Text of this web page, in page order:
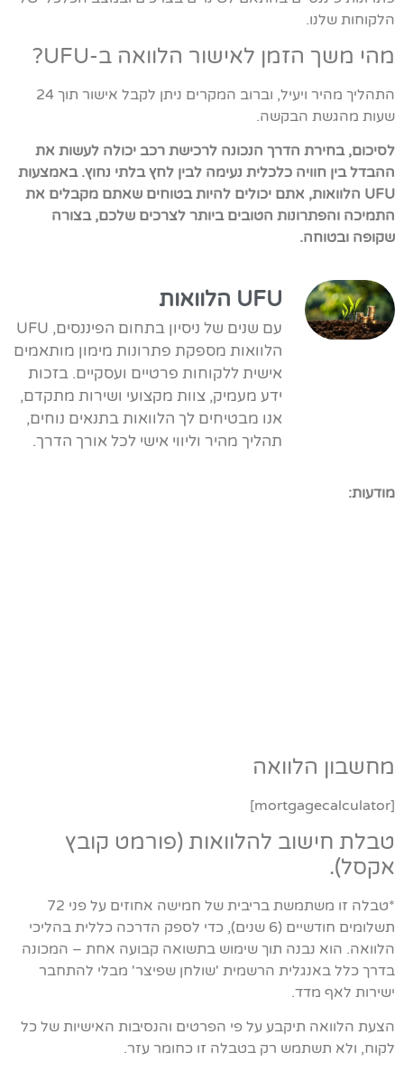
הלקוחות שלנו.
מהי משך הזמן לאישור הלוואה ב-UFU?
התהליך מהיר ויעיל, וברוב המקרים ניתן לקבל אישור תוך 24
שעות מהגשת הבקשה.
לסיכום, בחירת הדרך הנכונה לרכישת רכב יכולה לעשות את
ההבדל בין חוויה כלכלית נעימה לבין לחץ בלתי נחוץ. באמצעות
UFU הלוואות, אתם יכולים להיות בטוחים שאתם מקבלים את
התמיכה והפתרונות הטובים ביותר לצרכים שלכם, בצורה
שקופה ובטוחה.
UFU הלוואות
עם שנים של ניסיון בתחום הפיננסים, UFU
הלוואות מספקת פתרונות מימון מותאמים
אישית ללקוחות פרטיים ועסקיים. בזכות
ידע מעמיק, צוות מקצועי ושירות מתקדם,
אנו מבטיחים לך הלוואות בתנאים נוחים,
תהליך מהיר וליווי אישי לכל אורך הדרך.
מודעות:
מחשבון הלוואה
[mortgagecalculator]
טבלת חישוב להלוואות (פורמט קובץ
אקסל).
*טבלה זו משתמשת בריבית של חמישה אחוזים על פני 72
תשלומים חודשיים (6 שנים), כדי לספק הדרכה כללית בהליכי
הלוואה. הוא נבנה תוך שימוש בתשואה קבועה אחת – המכונה
בדרך כלל באנגלית הרשמית 'שולחן שפיצר' מבלי להתחבר
ישירות לאף מדד.
הצעת הלוואה תיקבע על פי הפרטים והנסיבות האישיות של כל
לקוח, ולא תשתמש רק בטבלה זו כחומר עזר.